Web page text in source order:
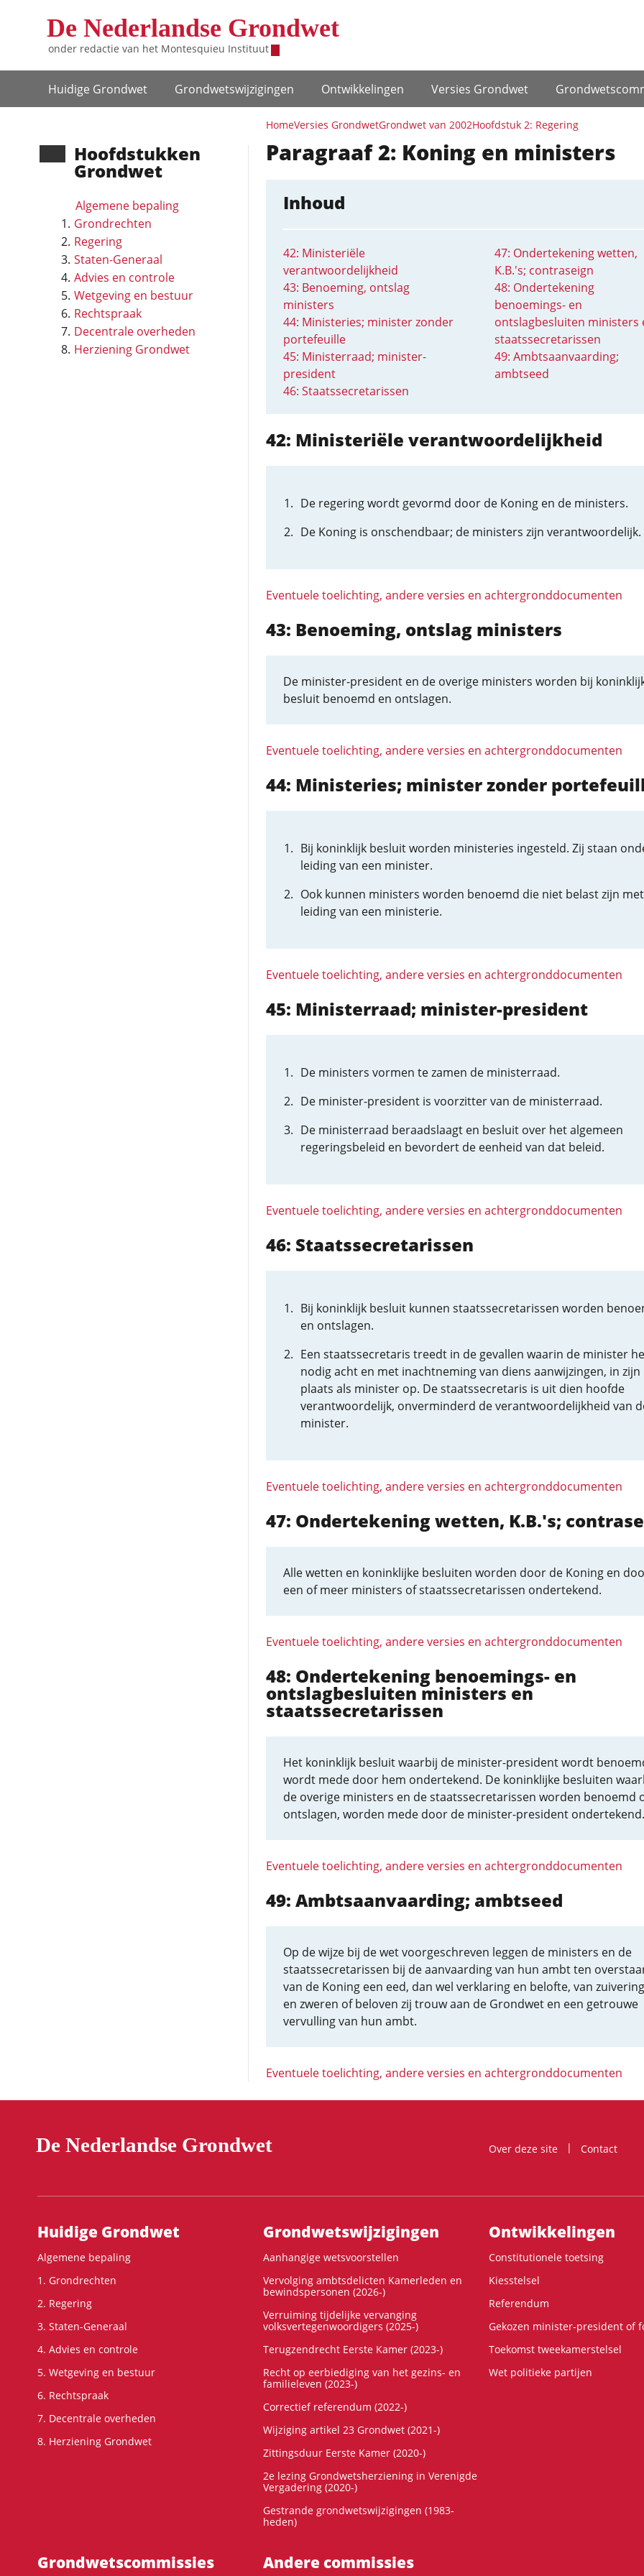
De Nederlandse Grondwet
onder redactie van het Montesquieu Instituut
Hoofdnavigatie
Huidige Grondwet Grondwets­wijzigingen Ontwikke­lingen Versies Grondwet
HomeVersies GrondwetGrondwet van 2002Hoofdstuk 2: Regering
Hoofd­stukken
Grondwet
Algemene bepaling
Grondrechten
Regering
Staten-Generaal
Advies en controle
Wetgeving en bestuur
Rechtspraak
Decentrale overheden
Herziening Grondwet
Paragraaf 2: Koning en ministers
Inhoud
42: Ministeriële
verantwoordelijkheid
43: Benoeming, ontslag
ministers
44: Ministeries; minister zonder
portefeuille
45: Ministerraad; minister-
president
46: Staatssecretarissen
47: Ondertekening wetten,
K.B.'s; contraseign
48: Ondertekening
benoemings- en
ontslagbesluiten ministers
staatssecretarissen
49: Ambtsaanvaarding;
ambtseed
42: Ministeriële verantwoordelijkheid
De regering wordt gevormd door de Koning en de ministers.
De Koning is onschendbaar; de ministers zijn verantwoordelijk.
Eventuele toelichting, andere versies en achtergronddocumenten
43: Benoeming, ontslag ministers
De minister-president en de overige ministers worden bij
besluit benoemd en ontslagen.
Eventuele toelichting, andere versies en achtergronddocumenten
44: Ministeries; minister zonder
Bij koninklijk besluit worden ministeries ingesteld. Zij staan
leiding van een minister.
Ook kunnen ministers worden benoemd die niet belast zijn
leiding van een ministerie.
Eventuele toelichting, andere versies en achtergronddocumenten
45: Ministerraad; minister-president
De ministers vormen te zamen de ministerraad.
De minister-president is voorzitter van de ministerraad.
De ministerraad beraadslaagt en besluit over het algemeen
regeringsbeleid en bevordert de eenheid van dat beleid.
Eventuele toelichting, andere versies en achtergronddocumenten
46: Staatssecretarissen
Bij koninklijk besluit kunnen staatssecretarissen worden
en ontslagen.
Een staatssecretaris treedt in de gevallen waarin de minister
nodig acht en met inachtneming van diens aanwijzingen, in zijn
plaats als minister op. De staatssecretaris is uit dien hoofde
verantwoordelijk, onverminderd de verantwoordelijkheid van
minister.
Eventuele toelichting, andere versies en achtergronddocumenten
47: Ondertekening wetten, K.B.'s;
Alle wetten en koninklijke besluiten worden door de Koning en
een of meer ministers of staatssecretarissen ondertekend.
Eventuele toelichting, andere versies en achtergronddocumenten
48: Ondertekening benoemings- en
ontslagbesluiten ministers en
staatssecretarissen
Het koninklijk besluit waarbij de minister-president wordt
wordt mede door hem ondertekend. De koninklijke besluiten
de overige ministers en de staatssecretarissen worden benoemd
ontslagen, worden mede door de minister-president ondertekend.
Eventuele toelichting, andere versies en achtergronddocumenten
49: Ambtsaanvaarding; ambtseed
Op de wijze bij de wet voorgeschreven leggen de ministers en de
staatssecretarissen bij de aanvaarding van hun ambt ten
van de Koning een eed, dan wel verklaring en belofte, van
en zweren of beloven zij trouw aan de Grondwet en een getrouwe
vervulling van hun ambt.
Eventuele toelichting, andere versies en achtergronddocumenten
De Nederlandse Grondwet Over deze site
Contact
Hoofdnavigatie
Huidige Grondwet
Algemene bepaling
1. Grondrechten
2. Regering
3. Staten-Generaal
4. Advies en controle
5. Wetgeving en bestuur
6. Rechtspraak
7. Decentrale overheden
8. Herziening Grondwet
Grondwets­wijzigingen
Aanhangige wetsvoorstellen
Vervolging ambtsdelicten Kamerleden en
bewindspersonen (2026-)
Verruiming tijdelijke vervanging
volksvertegenwoordigers (2025-)
Terugzendrecht Eerste Kamer (2023-)
Recht op eerbiediging van het gezins- en
familieleven (2023-)
Correctief referendum (2022-)
Wijziging artikel 23 Grondwet (2021-)
Zittingsduur Eerste Kamer (2020-)
2e lezing Grondwetsherziening in Verenigde
Vergadering (2020-)
Gestrande grondwetswijzigingen (1983-
heden)
Ontwikke­lingen
Constitutionele toetsing
Kiesstelsel
Referendum
Gekozen minister-president of
Toekomst tweekamerstelsel
Wet politieke partijen
Grondwets­commissies Andere commissies